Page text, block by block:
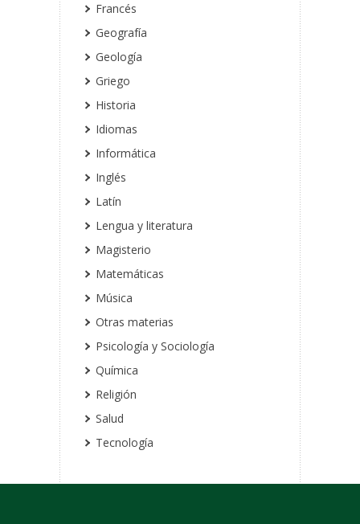
Francés
Geografía
Geología
Griego
Historia
Idiomas
Informática
Inglés
Latín
Lengua y literatura
Magisterio
Matemáticas
Música
Otras materias
Psicología y Sociología
Química
Religión
Salud
Tecnología